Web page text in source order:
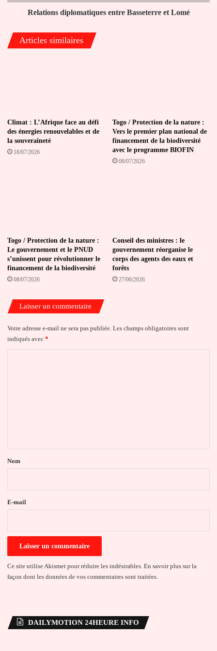
Relations diplomatiques entre Basseterre et Lomé
Articles similaires
Climat : L’Afrique face au défi
des énergies renouvelables et de
la souveraineté
18/07/2026
Togo / Protection de la nature :
Vers le premier plan national de
financement de la biodiversité
avec le programme BIOFIN
08/07/2026
Togo / Protection de la nature :
Le gouvernement et le PNUD
s’unissent pour révolutionner le
financement de la biodiversité
08/07/2026
Conseil des ministres : le
gouvernement réorganise le
corps des agents des eaux et
forêts
27/06/2026
Laisser un commentaire
Votre adresse e-mail ne sera pas publiée. Les champs obligatoires sont
indiqués avec *
a
e
Nom
E-mail
Ce site utilise Akismet pour réduire les indésirables. En savoir plus sur la
façon dont les données de vos commentaires sont traitées.
DAILYMOTION 24HEURE INFO